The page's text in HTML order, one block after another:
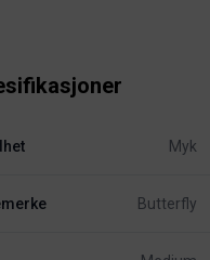
Myk
Butterfly